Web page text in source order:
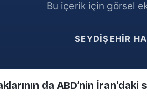
da ABD’nin İran'daki